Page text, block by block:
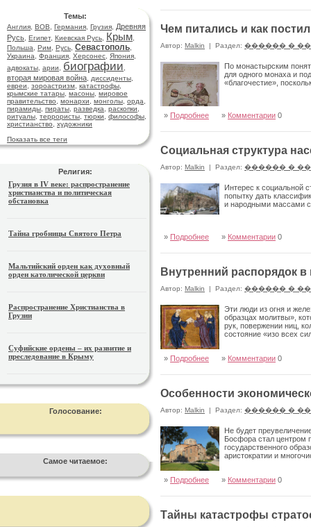
Темы:
Англия ВОВ Германия Грузия
Древняя
Русь Египет, Киевская Русь Крым
Польша
Рим Русь Севастополь
Украина
Франция Херсонес Япония
адвокаты арии биографии
вторая мировая война диссиденты
евреи
зороастризм катастрофы
крымские татары масоны мировое
правительство
монархи монголы орда
пирамиды пираты разведка раскопки
ритуалы террористы тюрки философы
христианство
художники
Показать все теги
Религия:
Грузия в IV веке: распространение
христианства и политическая
обстановка
Тайна гробницы Святого Петра
Мальтийский орден как духовный
орден католической церкви
Распространение Христианства в
Грузии
Суфийские ордены – их развитие и
преследование в Крыму
Голосование:
Самое читаемое:
Чем питались и как
Автор: Malkin | Раздел: ������ �
По монастырским
для одного монаха и
«благочестие»,
» Подробнее » Комментарии 0
Социальная структура
Автор: Malkin | Раздел: ������ �
Интерес к социальной
попытку дать
и народными массами
» Подробнее » Комментарии 0
Внутренний распорядок
Автор: Malkin | Раздел: ������ �
Эти люди из огня и
образцах молитвы»,
рук, повержении ниц,
состояние «изо всех
» Подробнее » Комментарии 0
Особенности
Автор: Malkin | Раздел: ������ �
Не будет
Босфора стал центром
государственного
аристократии и
» Подробнее » Комментарии 0
Тайны катастрофы